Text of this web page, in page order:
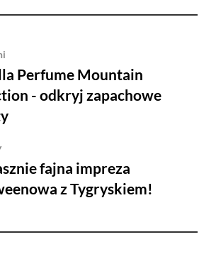
Perfume Mountain
- odkryj zapachowe
fajna impreza
z Tygryskiem!